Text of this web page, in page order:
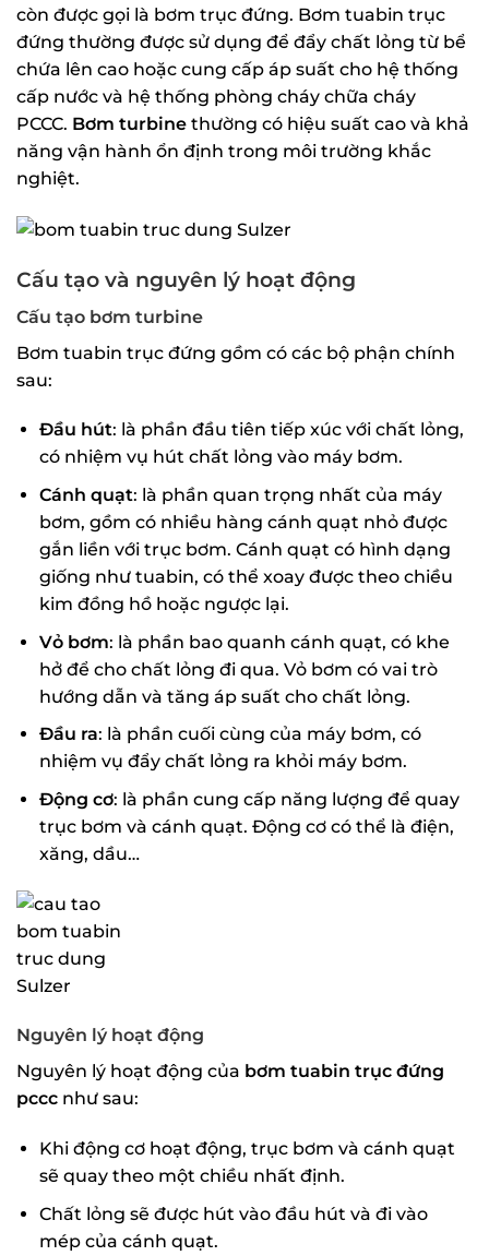
còn được gọi là bơm trục đứng. Bơm tuabin trục
đứng thường được sử dụng để đẩy chất lỏng từ bể
chứa lên cao hoặc cung cấp áp suất cho hệ thống
cấp nước và hệ thống phòng cháy chữa cháy
PCCC. Bơm turbine thường có hiệu suất cao và khả
năng vận hành ổn định trong môi trường khắc
nghiệt.
Cấu tạo và nguyên lý hoạt động
Cấu tạo bơm turbine
Bơm tuabin trục đứng gồm có các bộ phận chính
sau:
Đầu hút: là phần đầu tiên tiếp xúc với chất lỏng,
có nhiệm vụ hút chất lỏng vào máy bơm.
Cánh quạt: là phần quan trọng nhất của máy
bơm, gồm có nhiều hàng cánh quạt nhỏ được
gắn liền với trục bơm. Cánh quạt có hình dạng
giống như tuabin, có thể xoay được theo chiều
kim đồng hồ hoặc ngược lại.
Vỏ bơm: là phần bao quanh cánh quạt, có khe
hở để cho chất lỏng đi qua. Vỏ bơm có vai trò
hướng dẫn và tăng áp suất cho chất lỏng.
Đầu ra: là phần cuối cùng của máy bơm, có
nhiệm vụ đẩy chất lỏng ra khỏi máy bơm.
Động cơ: là phần cung cấp năng lượng để quay
trục bơm và cánh quạt. Động cơ có thể là điện,
xăng, dầu…
Nguyên lý hoạt động
Nguyên lý hoạt động của bơm tuabin trục đứng
pccc như sau:
Khi động cơ hoạt động, trục bơm và cánh quạt
sẽ quay theo một chiều nhất định.
Chất lỏng sẽ được hút vào đầu hút và đi vào
mép của cánh quạt.